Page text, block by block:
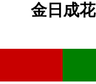
金日成花